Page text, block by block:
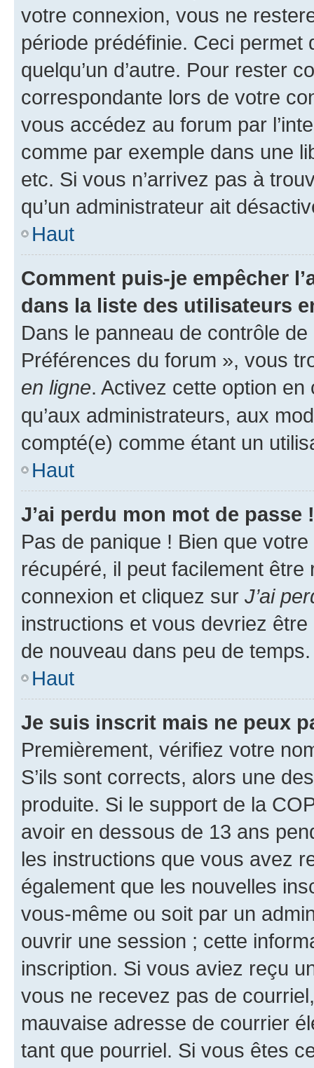
votre connexion, vous ne
période prédéfinie. Ceci permet
quelqu’un d’autre. Pour rester
correspondante lors de votre
vous accédez au forum par
comme par exemple dans une
etc. Si vous n’arrivez pas à
qu’un administrateur ait
Haut
Comment puis-je empêcher
dans la liste des utilisateurs
Dans le panneau de contrôle
Préférences du forum », vous
en ligne. Activez cette option
qu’aux administrateurs, aux
compté(e) comme étant un
Haut
J’ai perdu mon mot de passe !
Pas de panique ! Bien que
récupéré, il peut facilement
connexion et cliquez sur J’ai
instructions et vous devriez
de nouveau dans peu de temps.
Haut
Je suis inscrit mais ne peux
Premièrement, vérifiez votre
S’ils sont corrects, alors une
produite. Si le support de la
avoir en dessous de 13 ans
les instructions que vous avez
également que les nouvelles
vous-même ou soit par un
ouvrir une session ; cette
inscription. Si vous aviez reçu
vous ne recevez pas de
mauvaise adresse de courrier
tant que pourriel. Si vous êtes